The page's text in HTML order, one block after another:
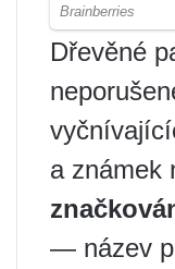
Dřevěné
a známek
— název